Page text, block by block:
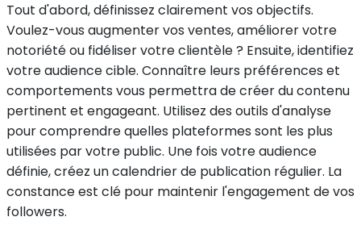
Tout d'abord, définissez clairement vos objectifs.
Voulez-vous augmenter vos ventes, améliorer votre
notoriété ou fidéliser votre clientèle ? Ensuite, identifiez
votre audience cible. Connaître leurs préférences et
comportements vous permettra de créer du contenu
pertinent et engageant. Utilisez des outils d'analyse
pour comprendre quelles plateformes sont les plus
utilisées par votre public. Une fois votre audience
définie, créez un calendrier de publication régulier. La
constance est clé pour maintenir l'engagement de vos
followers.